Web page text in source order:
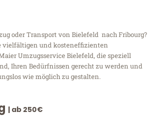
oder Transport von Bielefeld nach Fribourg?
vielfältigen und kosteneffizienten
Umzugsservice Bielefeld, die speziell
Ihren Bedürfnissen gerecht zu werden und
wie möglich zu gestalten.
| ab 250€